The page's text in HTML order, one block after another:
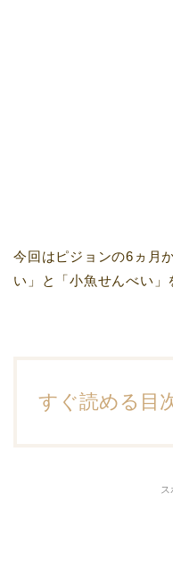
今回はピジョンの6ヵ月
い」と「小魚せんべい」
すぐ読める目